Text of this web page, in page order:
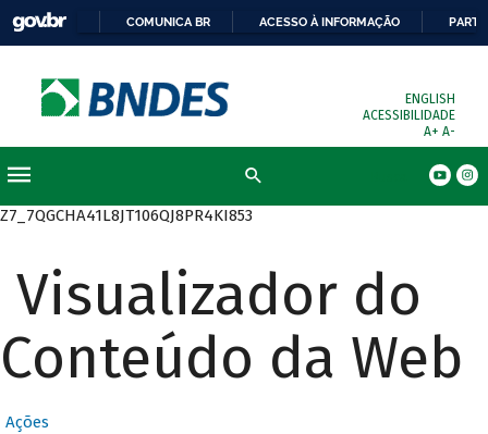
COMUNICA BR ACESSO À INFORMAÇÃO
ENGLISH
ACESSIBILIDADE
A+ A-
Z7_7QGCHA41L8JT106QJ8PR4KI853
Visualizador do
Conteúdo da Web
Ações